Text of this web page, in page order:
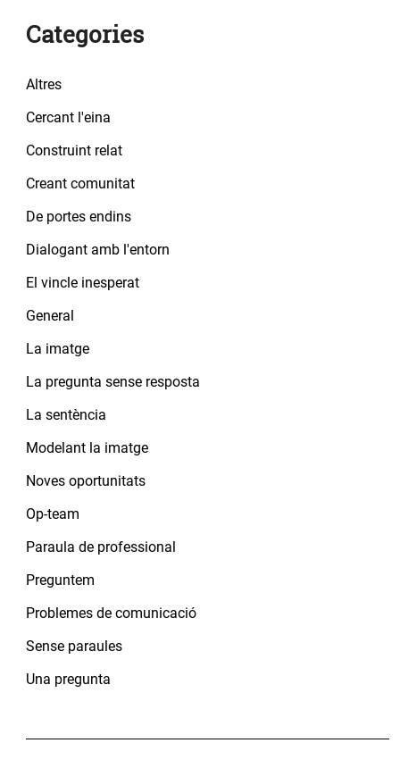
Categories
Altres
Cercant l'eina
Construint relat
Creant comunitat
De portes endins
Dialogant amb l'entorn
El vincle inesperat
General
La imatge
La pregunta sense resposta
La sentència
Modelant la imatge
Noves oportunitats
Op-team
Paraula de professional
Preguntem
Problemes de comunicació
Sense paraules
Una pregunta